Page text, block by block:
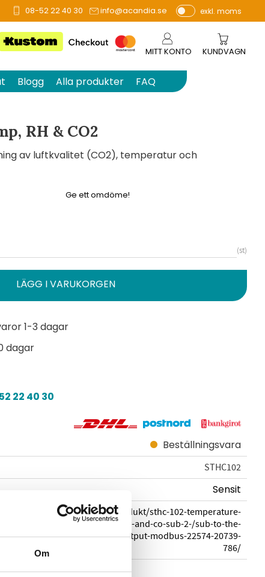
Om
08-52 22 40 30 info@acandia.se
P
e
r
vi
exkl. moms
MITT KONTO KUNDVAGN
Blogg Alla produkter FAQ
RH & CO2
av luftkvalitet (CO2), temperatur och
st
1-3 dagar
dagar
22 40 30
Beställningsvara
STHC102
Sensit
sensit.cz/en/produkt/sthc-102-temperature-
relative-humidity-and-co-sub-2-/sub-to-the-
interior-with-rs-485-output-modbus-22574-20739-
786/
Ge ett omdöme!
0 betyg.